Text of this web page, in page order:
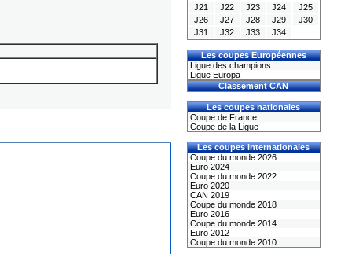
J21
J22 J23 J24
J25
J26
J27 J28 J29
J30
J31
J32 J33 J34
Les coupes Européennes
Ligue des champions
Ligue Europa
Classement CAN
Les coupes nationales
Coupe de France
Coupe de la Ligue
Les coupes internationales
Coupe du monde 2026
Euro 2024
Coupe du monde 2022
Euro 2020
CAN 2019
Coupe du monde 2018
Euro 2016
Coupe du monde 2014
Euro 2012
Coupe du monde 2010